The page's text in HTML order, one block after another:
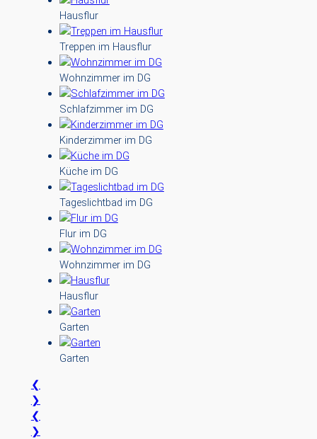
Hausflur
Treppen im Hausflur
Wohnzimmer im DG
Schlafzimmer im DG
Kinderzimmer im DG
Küche im DG
Tageslichtbad im DG
Flur im DG
Wohnzimmer im DG
Hausflur
Garten
Garten
❮
❯
❮
❯